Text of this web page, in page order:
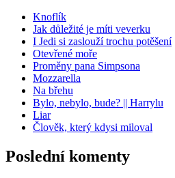
Knoflík
Jak důležité je míti veverku
I Jedi si zaslouží trochu potěšení
Otevřené moře
Proměny pana Simpsona
Mozzarella
Na břehu
Bylo, nebylo, bude? || Harrylu
Liar
Člověk, který kdysi miloval
Poslední komenty